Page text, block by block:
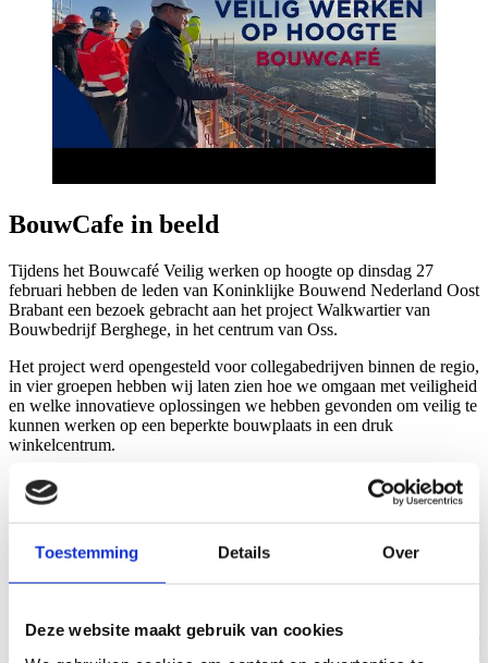
Toestemming Details Over
Deze website maakt gebruik van cookies
BouwCafe in beeld
Tijdens het Bouwcafé Veilig werken op hoogte op dinsdag 27
februari hebben de leden van Koninklijke Bouwend Nederland Oost
Brabant een bezoek gebracht aan het project Walkwartier van
Bouwbedrijf Berghege, in het centrum van Oss.
Het project werd opengesteld voor collegabedrijven binnen de regio,
in vier groepen hebben wij laten zien hoe we omgaan met veiligheid
en welke innovatieve oplossingen we hebben gevonden om veilig te
kunnen werken op een beperkte bouwplaats in een druk
winkelcentrum.
Leren van elkaar
leverde een bijdrage met dagelijkse praktijkvoorbeelden en uitleg dat